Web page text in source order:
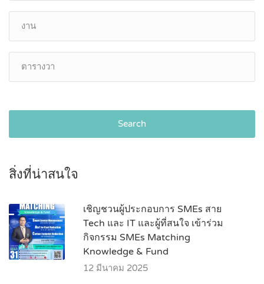
Search
สิ่งที่น่าสนใจ
เชิญชวนผู้ประกอบการ SMEs สาย
Tech และ IT และผู้ที่สนใจ เข้าร่วม
กิจกรรม SMEs Matching
Knowledge & Fund
12 มีนาคม 2025